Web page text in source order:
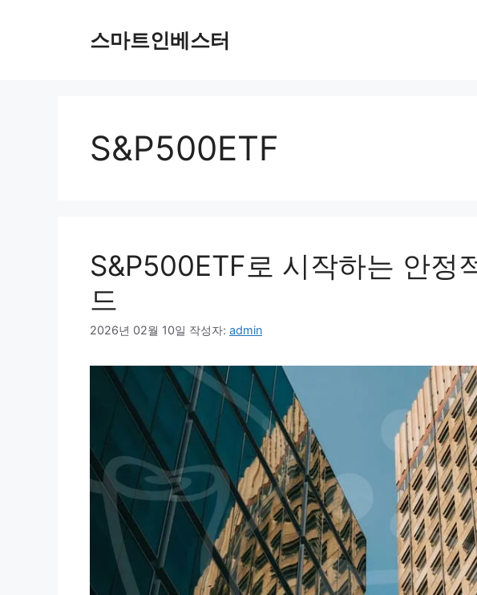
스마트인베스터
S&P500ETF
S&P500ETF로 시작하는 안정
드
2026년 02월 10일 작성자: admin